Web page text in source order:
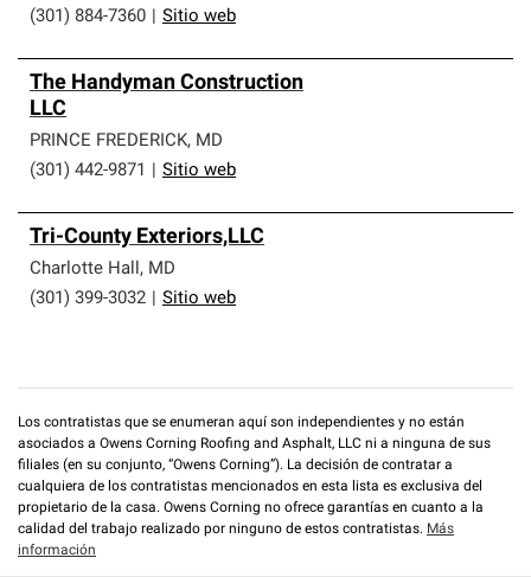
(301) 884-7360
Sitio web
The Handyman Construction
LLC
PRINCE FREDERICK, MD
(301) 442-9871
Sitio web
Tri-County Exteriors,LLC
Charlotte Hall, MD
(301) 399-3032
Sitio web
Los contratistas que se enumeran aquí son independientes y no están
asociados a Owens Corning Roofing and Asphalt, LLC ni a ninguna de sus
filiales (en su conjunto, “Owens Corning”). La decisión de contratar a
cualquiera de los contratistas mencionados en esta lista es exclusiva del
propietario de la casa. Owens Corning no ofrece garantías en cuanto a la
calidad del trabajo realizado por ninguno de estos contratistas. Más
información